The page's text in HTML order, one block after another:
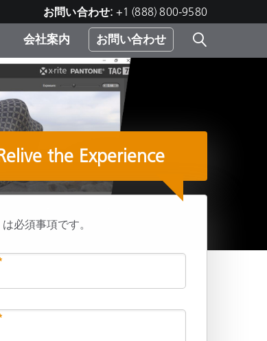
お問い合わせ: +1 (888) 800-9580
会社案内 お問い合わせ
the Experience
は必須事項です。